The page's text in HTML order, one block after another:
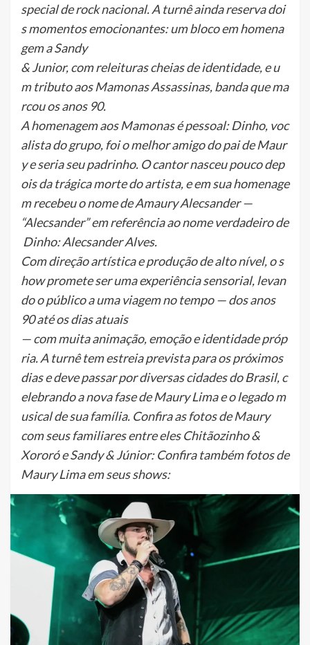
special de rock nacional. A turnê ainda reserva doi
s momentos emocionantes: um bloco em homena
gem a Sandy
& Junior, com releituras cheias de identidade, e u
m tributo aos Mamonas Assassinas, banda que ma
rcou os anos 90.
A homenagem aos Mamonas é pessoal: Dinho, voc
alista do grupo, foi o melhor amigo do pai de Maur
y e seria seu padrinho. O cantor nasceu pouco dep
ois da trágica morte do artista, e em sua homenage
m recebeu o nome de Amaury Alecsander —
“Alecsander” em referência ao nome verdadeiro de
Dinho: Alecsander Alves.
Com direção artística e produção de alto nível, o s
how promete ser uma experiência sensorial, levan
do o público a uma viagem no tempo — dos anos
90 até os dias atuais
— com muita animação, emoção e identidade próp
ria. A turnê tem estreia prevista para os próximos
dias e deve passar por diversas cidades do Brasil, c
elebrando a nova fase de Maury Lima e o legado m
usical de sua família. Confira as fotos de Maury
com seus familiares entre eles Chitãozinho &
Xororó e Sandy & Júnior: Confira também fotos de
Maury Lima em seus shows: